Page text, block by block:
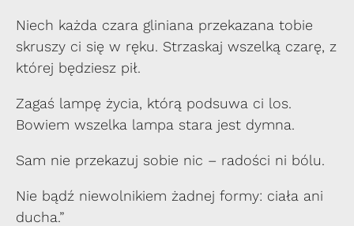
Niech każda czara gliniana przekazana tobie
skruszy ci się w ręku. Strzaskaj wszelką czarę, z
której będziesz pił.
Zagaś lampę życia, którą podsuwa ci los.
Bowiem wszelka lampa stara jest dymna.
Sam nie przekazuj sobie nic – radości ni bólu.
Nie bądź niewolnikiem żadnej formy: ciała ani
ducha.”